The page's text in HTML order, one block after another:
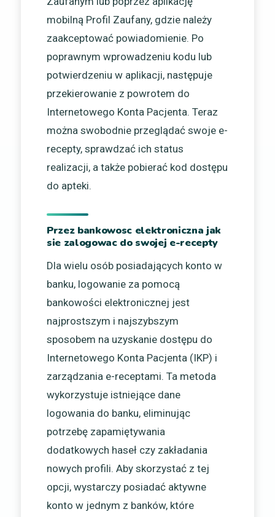
mobilną Profil Zaufany, gdzie należy
zaakceptować powiadomienie. Po
poprawnym wprowadzeniu kodu lub
potwierdzeniu w aplikacji, następuje
przekierowanie z powrotem do
Internetowego Konta Pacjenta. Teraz
można swobodnie przeglądać swoje e-
recepty, sprawdzać ich status
realizacji, a także pobierać kod dostępu
do apteki.
Przez bankowosc elektroniczna jak
sie zalogowac do swojej e-recepty
Dla wielu osób posiadających konto w
banku, logowanie za pomocą
bankowości elektronicznej jest
najprostszym i najszybszym
sposobem na uzyskanie dostępu do
Internetowego Konta Pacjenta (IKP) i
zarządzania e-receptami. Ta metoda
wykorzystuje istniejące dane
logowania do banku, eliminując
potrzebę zapamiętywania
dodatkowych haseł czy zakładania
nowych profili. Aby skorzystać z tej
opcji, wystarczy posiadać aktywne
konto w jednym z banków, które